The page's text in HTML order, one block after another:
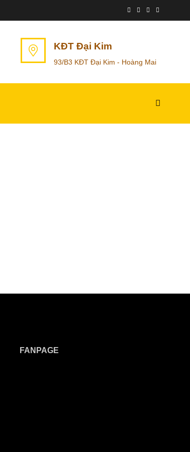
KĐT Đại Kim
93/B3 KĐT Đại Kim - Hoàng Mai
FANPAGE